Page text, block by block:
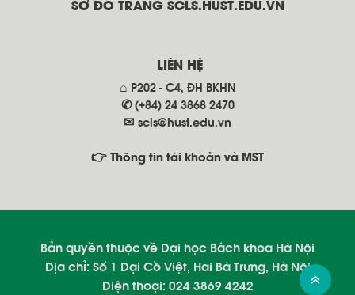
SƠ ĐỒ TRANG SCLS.HUST.EDU.VN
LIÊN HỆ
⌂ P202 - C4, ĐH BKHN
✆ (+84) 24 3868 2470
✉ scls@hust.edu.vn
👉 Thông tin tài khoản và MST
Bản quyền thuộc về Đại học Bách khoa Hà Nội
Địa chỉ: Số 1 Đại Cồ Việt, Hai Bà Trưng, Hà Nội
Điện thoại: 024 3869 4242